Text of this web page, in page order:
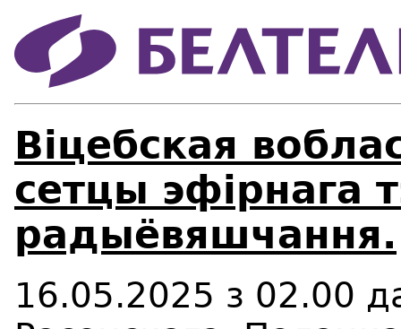
Віцебская
сетцы эфірнага
радыёвяшчання.
16.05.2025 з 02.00